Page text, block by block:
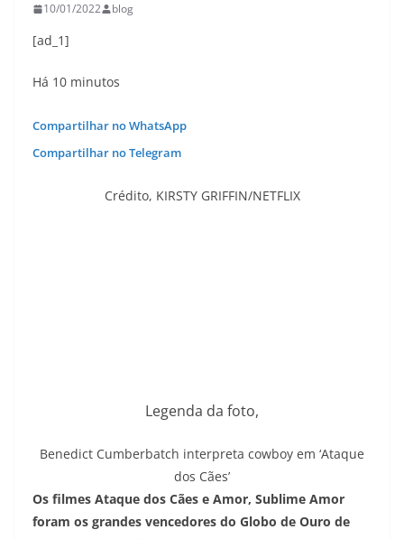
10/01/2022 blog
[ad_1]
Há 10 minutos
Compartilhar no WhatsApp
Compartilhar no Telegram
Crédito, KIRSTY GRIFFIN/NETFLIX
Legenda da foto,
Benedict Cumberbatch interpreta cowboy em ‘Ataque
dos Cães’
Os filmes Ataque dos Cães e Amor, Sublime Amor
foram os grandes vencedores do Globo de Ouro de